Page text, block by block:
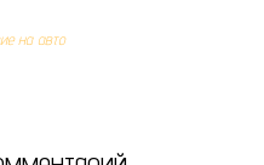
на авто